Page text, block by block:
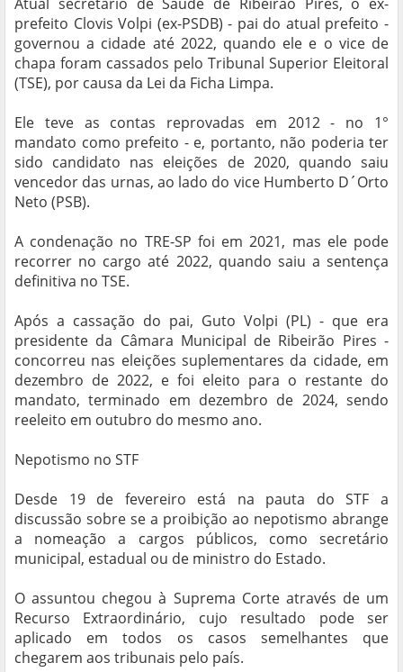
prefeito Clovis Volpi (ex-PSDB) - pai do atual prefeito -
governou a cidade até 2022, quando ele e o vice de
chapa foram cassados pelo Tribunal Superior Eleitoral
(TSE), por causa da Lei da Ficha Limpa.
Ele teve as contas reprovadas em 2012 - no 1°
mandato como prefeito - e, portanto, não poderia ter
sido candidato nas eleições de 2020, quando saiu
vencedor das urnas, ao lado do vice Humberto D´Orto
Neto (PSB).
A condenação no TRE-SP foi em 2021, mas ele pode
recorrer no cargo até 2022, quando saiu a sentença
definitiva no TSE.
Após a cassação do pai, Guto Volpi (PL) - que era
presidente da Câmara Municipal de Ribeirão Pires -
concorreu nas eleições suplementares da cidade, em
dezembro de 2022, e foi eleito para o restante do
mandato, terminado em dezembro de 2024, sendo
reeleito em outubro do mesmo ano.
Nepotismo no STF
Desde 19 de fevereiro está na pauta do STF a
discussão sobre se a proibição ao nepotismo abrange
a nomeação a cargos públicos, como secretário
municipal, estadual ou de ministro do Estado.
O assuntou chegou à Suprema Corte através de um
Recurso Extraordinário, cujo resultado pode ser
aplicado em todos os casos semelhantes que
chegarem aos tribunais pelo país.